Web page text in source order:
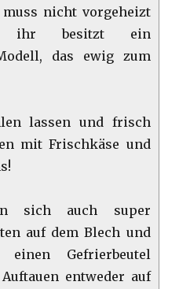
nicht vorgeheizt
ihr besitzt ein
das ewig zum
lassen und frisch
mit Frischkäse und
sich auch super
auf dem Blech und
Gefrierbeutel
entweder auf